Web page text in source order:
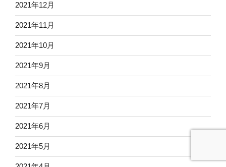
2021年12月
2021年11月
2021年10月
2021年9月
2021年8月
2021年7月
2021年6月
2021年5月